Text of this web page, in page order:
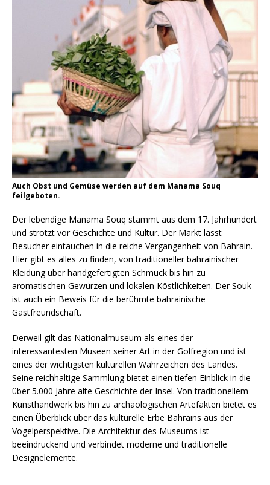
Auch Obst und Gemüse werden auf dem Manama Souq
feilgeboten.
Der lebendige Manama Souq stammt aus dem 17. Jahrhundert
und strotzt vor Geschichte und Kultur. Der Markt lässt
Besucher eintauchen in die reiche Vergangenheit von Bahrain.
Hier gibt es alles zu finden, von traditioneller bahrainischer
Kleidung über handgefertigten Schmuck bis hin zu
aromatischen Gewürzen und lokalen Köstlichkeiten. Der Souk
ist auch ein Beweis für die berühmte bahrainische
Gastfreundschaft.
Derweil gilt das Nationalmuseum als eines der
interessantesten Museen seiner Art in der Golfregion und ist
eines der wichtigsten kulturellen Wahrzeichen des Landes.
Seine reichhaltige Sammlung bietet einen tiefen Einblick in die
über 5.000 Jahre alte Geschichte der Insel. Von traditionellem
Kunsthandwerk bis hin zu archäologischen Artefakten bietet es
einen Überblick über das kulturelle Erbe Bahrains aus der
Vogelperspektive. Die Architektur des Museums ist
beeindruckend und verbindet moderne und traditionelle
Designelemente.